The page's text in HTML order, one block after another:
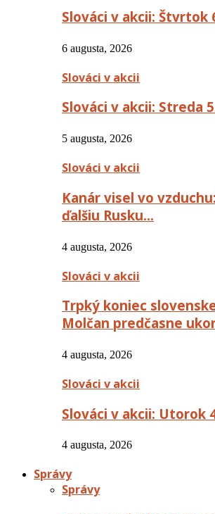
Slováci v akcii: Štvrtok
6 augusta, 2026
Slováci v akcii
Slováci v akcii: Streda
5 augusta, 2026
Slováci v akcii
Kanár visel vo
ďalšiu Rusku…
4 augusta, 2026
Slováci v akcii
Trpký koniec
Molčan predčasne
4 augusta, 2026
Slováci v akcii
Slováci v akcii: Utorok
4 augusta, 2026
Správy
Správy